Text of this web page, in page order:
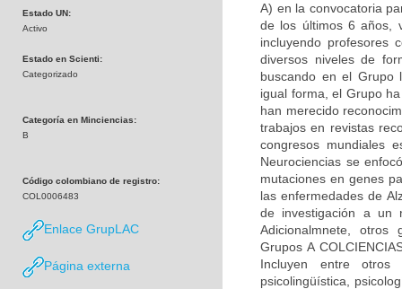
Estado UN:
Activo
Estado en Scienti:
Categorizado
Categoría en Minciencias:
B
Código colombiano de registro:
COL0006483
Enlace GrupLAC
Página externa
A) en la convocatoria
de los últimos 6 años,
incluyendo profesores
diversos niveles de
buscando en el Grupo
igual forma, el Grupo
han merecido
trabajos en revistas
congresos mundiales
Neurociencias se
mutaciones en genes
las enfermedades de
de investigación a un
Adicionalmnete, otros
Grupos A
Incluyen entre otros
psicolingüística,